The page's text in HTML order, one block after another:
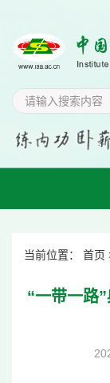
当前位置： 首页
“一带一路